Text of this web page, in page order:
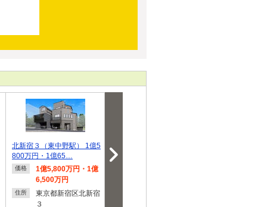
北新宿３（東中野駅） 1億5
800万円・1億65…
価格
1億5,800万円・1億
6,500万円
住所
東京都新宿区北新宿
３